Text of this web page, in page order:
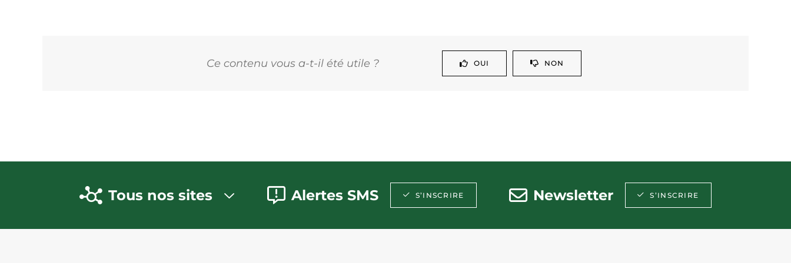
Ce contenu vous a-t-il été utile ? OUI NON
Tous nos sites Alertes SMS S’INSCRIRE Newsletter S’INSCRIRE